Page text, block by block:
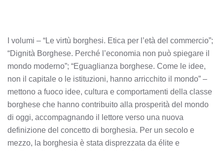
I volumi – “Le virtù borghesi. Etica per l’età del commercio”;
“Dignità Borghese. Perché l’economia non può spiegare il
mondo moderno”; “Eguaglianza borghese. Come le idee,
non il capitale o le istituzioni, hanno arricchito il mondo” –
mettono a fuoco idee, cultura e comportamenti della classe
borghese che hanno contribuito alla prosperità del mondo
di oggi, accompagnando il lettore verso una nuova
definizione del concetto di borghesia. Per un secolo e
mezzo, la borghesia è stata disprezzata da élite e